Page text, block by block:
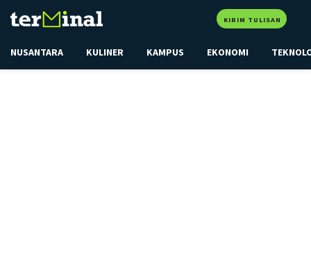
KIRIM TULISAN
NUSANTARA KULINER KAMPUS EKONOMI